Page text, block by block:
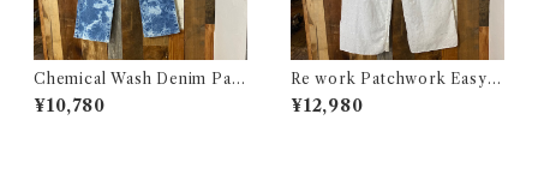
Chemical Wash Denim Pant
s / ケミカル デニム パンツ 古
着
¥10,780
Re work Patchwork Easy P
ants #4 / リワーク パッチワー
ク イージー パンツ 古着
¥12,980